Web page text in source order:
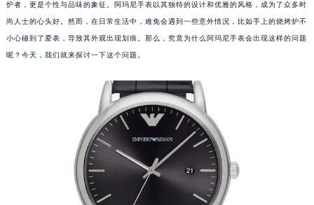
护者，更是个性与品味的象征。阿玛尼手表以其独特的设计和优雅的风格，成为了众多时
尚人士的心头好。然而，在日常生活中，难免会遇到一些意外情况，比如手上的烧烤炉不
小心碰到了爱表，导致其外观出现划痕。那么，究竟为什么阿玛尼手表会出现这样的问题
呢？今天，我们就来探讨一下这个问题。